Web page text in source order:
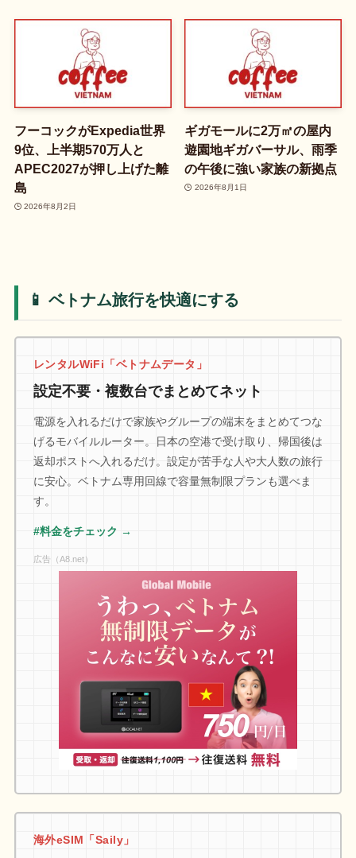
フーコックがExpedia世界
9位、上半期570万人と
APEC2027が押し上げた離
島
2026年8月2日
ギガモールに2万㎡の屋内
遊園地ギガバーサル、雨季
の午後に強い家族の新拠点
2026年8月1日
📱 ベトナム旅行を快適にする
レンタルWiFi「ベトナムデータ」
設定不要・複数台でまとめてネット
電源を入れるだけで家族やグループの端末をまとめてつな
げるモバイルルーター。日本の空港で受け取り、帰国後は
返却ポストへ入れるだけ。設定が苦手な人や大人数の旅行
に安心。ベトナム専用回線で容量無制限プランも選べま
す。
#料金をチェック →
広告（A8.net）
海外eSIM「Saily」